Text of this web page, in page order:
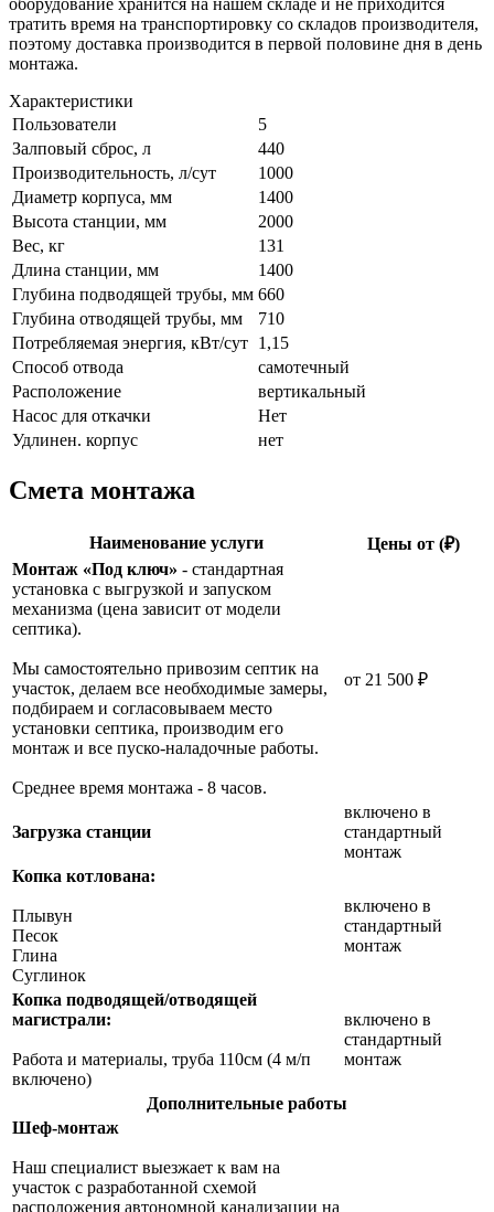
тратить время на транспортировку со складов производителя,
поэтому доставка производится в первой половине дня в день
монтажа.
Характеристики
Пользователи
5
Залповый сброс, л
440
Производительность, л/сут
1000
Диаметр корпуса, мм
1400
Высота станции, мм
2000
Вес, кг
131
Длина станции, мм
1400
Глубина подводящей трубы, мм 660
Глубина отводящей трубы, мм
710
Потребляемая энергия, кВт/сут 1,15
Способ отвода
самотечный
Расположение
вертикальный
Насос для откачки
Нет
Удлинен. корпус
нет
Смета монтажа
Наименование услуги
Цены от (₽)
Монтаж «Под ключ» - стандартная
установка с выгрузкой и запуском
механизма (цена зависит от модели
септика).
Мы самостоятельно привозим септик на
участок, делаем все необходимые замеры,
подбираем и согласовываем место
установки септика, производим его
монтаж и все пуско-наладочные работы.
Среднее время монтажа - 8 часов.
от 21 500 ₽
Загрузка станции
включено в
стандартный
монтаж
Копка котлована:
Плывун
Песок
Глина
Суглинок
включено в
стандартный
монтаж
Копка подводящей/отводящей
магистрали:
Работа и материалы, труба 110см (4 м/п
включено)
включено в
стандартный
монтаж
Дополнительные работы
Шеф-монтаж
Наш специалист выезжает к вам на
участок с разработанной схемой
расположения автономной канализации на